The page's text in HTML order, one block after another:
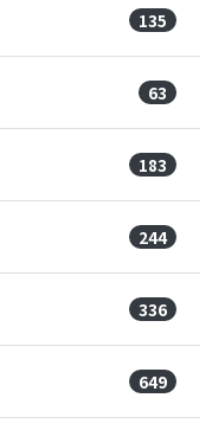
135
63
183
244
336
649